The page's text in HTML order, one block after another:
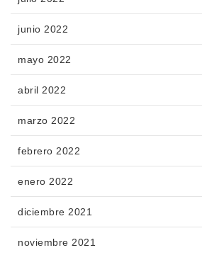
junio 2022
mayo 2022
abril 2022
marzo 2022
febrero 2022
enero 2022
diciembre 2021
noviembre 2021